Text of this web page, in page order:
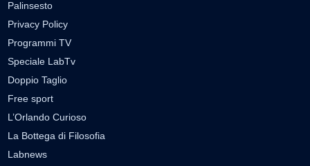
Palinsesto
Privacy Policy
Programmi TV
Speciale LabTv
Doppio Taglio
Free sport
L’Orlando Curioso
La Bottega di Filosofia
Labnews